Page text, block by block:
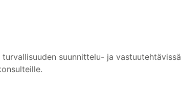
suunnittelu- ja vastuutehtävissä